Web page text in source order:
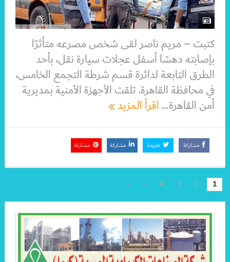
كتبت – مريم ناصر لقى شخص مصرعه متأثرًا
بإصابته دهسًا أسفل عجلات سيارة نقل، بأحد
الطرق التابعة لدائرة قسم شرطة التجمع الخامس،
في محافظة القاهرة. تلقت الأجهزة الأمنية بمديرية
أمن القاهرة...اقرأ المزيد
مشاركة تغريدة مشاركة مشاركة
1
2
3
4
›
»